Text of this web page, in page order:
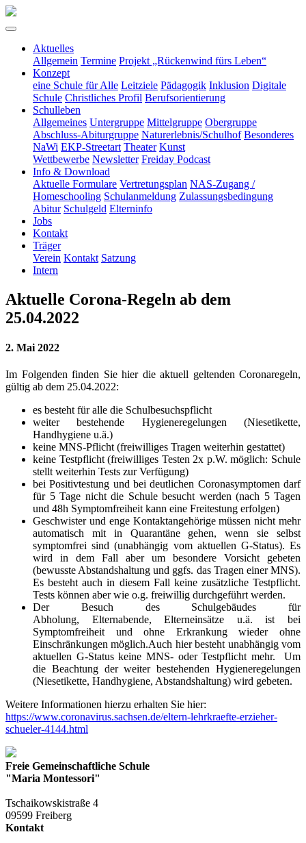
Aktuelles
Allgemein Termine Projekt „Rückenwind fürs Leben“
Konzept
eine Schule für Alle Leitziele Pädagogik Inklusion Digitale
Schule Christliches Profil Berufsorientierung
Schulleben
Allgemeines Untergruppe Mittelgruppe Obergruppe
Abschluss-Abiturgruppe Naturerlebnis/Schulhof Besonderes
NaWi EKP-Streetart Theater Kunst
Wettbewerbe Newsletter Freiday Podcast
Info & Download
Aktuelle Formulare Vertretungsplan NAS-Zugang /
Homeschooling Schulanmeldung Zulassungsbedingung
Abitur Schulgeld Elterninfo
Jobs
Kontakt
Träger
Verein Kontakt Satzung
Intern
Aktuelle Corona-Regeln ab dem
25.04.2022
2. Mai 2022
Im Folgenden finden Sie hier die aktuell geltenden Coronaregeln,
gültig ab dem 25.04.2022:
es besteht für alle die Schulbesuchspflicht
weiter bestehende Hygieneregelungen (Niesetikette,
Handhygiene u.ä.)
keine MNS-Pflicht (freiwilliges Tragen weiterhin gestattet)
keine Testpflicht (freiwilliges Testen 2x p.W. möglich: Schule
stellt weiterhin Tests zur Verfügung)
bei Positivtestung und bei deutlichen Coronasymptomen darf
für 5 Tage nicht die Schule besucht werden (nach 5 Tagen
und 48h Symptomfreiheit kann eine Freitestung erfolgen)
Geschwister und enge Kontaktangehörige müssen nicht mehr
automatisch mit in Quarantäne gehen, wenn sie selbst
symptomfrei sind (unabhängig vom aktuellen G-Status). Es
wird in dem Fall aber um besondere Vorsicht gebeten
(bewusste Abstandshaltung und ggfs. das Tragen einer MNS).
Es besteht auch in diesem Fall keine zusätzliche Testpflicht.
Tests können aber wie o.g. freiwillig durchgeführt werden.
Der Besuch des Schulgebäudes für
Abholung, Elternabende,Elterneinsätze u.ä. ist bei
Symptomfreiheit und ohne Erkrankung wieder ohne
Einschränkungen möglich.Auch hier besteht unabhängig vom
aktuellen G-Status keine MNS- oder Testpflicht mehr. Um
die Beachtung der weiter bestehenden Hygieneregelungen
(Niesetikette, Handhygiene, Abstandshaltung) wird gebeten.
Weitere Informationen hierzu erhalten Sie hier:
https://www.coronavirus.sachsen.de/eltern-lehrkraefte-erzieher-
schueler-4144.html
Freie Gemeinschaftliche Schule
"Maria Montessori"
Tschaikowskistraße 4
09599 Freiberg
Kontakt